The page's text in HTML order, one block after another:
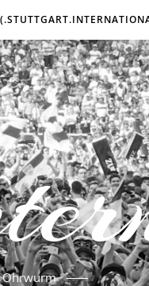
Ohrwurm